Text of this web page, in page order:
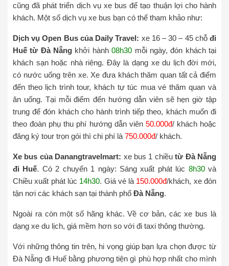
cũng đã phát triển dịch vụ xe bus để tạo thuận lợi cho hành
khách. Một số dịch vụ xe bus bạn có thể tham khảo như:
Dịch vụ Open Bus của Daily Travel: xe 16 – 30 – 45 chỗđi
Huế từ Đà Nẵng khởi hành08h30 mỗi ngày, đón khách tại
khách sạn hoặc nhà riêng. Đây là dạng xe du lịch đời mới,
có nước uống trên xe. Xe đưa khách thăm quan tất cả điểm
đến theo lịch trình tour, khách tự túc mua vé thăm quan và
ăn uống. Tại mỗi điểm đến hướng dẫn viên sẽ hẹn giờ tập
trung để đón khách cho hành trình tiếp theo, khách muốn đi
theo đoàn phụ thu phí hướng dẫn viên 50.000đ/ khách hoặc
đăng ký tour trọn gói thì chi phí là 750.000đ/ khách.
Xe bus của Danangtravelmart: xe bus 1 chiềutừ Đà Nẵng
đi Huế. Có 2 chuyến 1 ngày: Sáng xuất phát lúc 8h30và
Chiều xuất phát lúc 14h30. Giá vé là 150.000đ/khách, xe đón
tận nơi các khách sạn tại thành phố Đà Nẵng.
Ngoài ra còn một số hãng khác. Về cơ bản, các xe bus là
dạng xe du lịch, giá mềm hơn so với đi taxi thông thường.
Với những thông tin trên, hi vọng giúp bạn lựa chọn được từ
Đà Nẵng đi Huế bằng phương tiện gì phù hợp nhất cho mình